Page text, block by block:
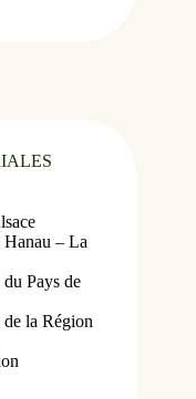
Hanau – La
Pays de
la Région